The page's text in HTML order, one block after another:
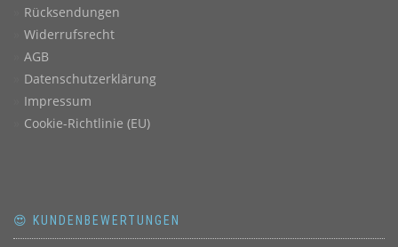
Rücksendungen
Widerrufsrecht
AGB
Datenschutzerklärung
Impressum
Cookie-Richtlinie (EU)
😍 KUNDENBEWERTUNGEN